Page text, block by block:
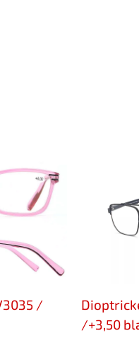
/
/+3,50